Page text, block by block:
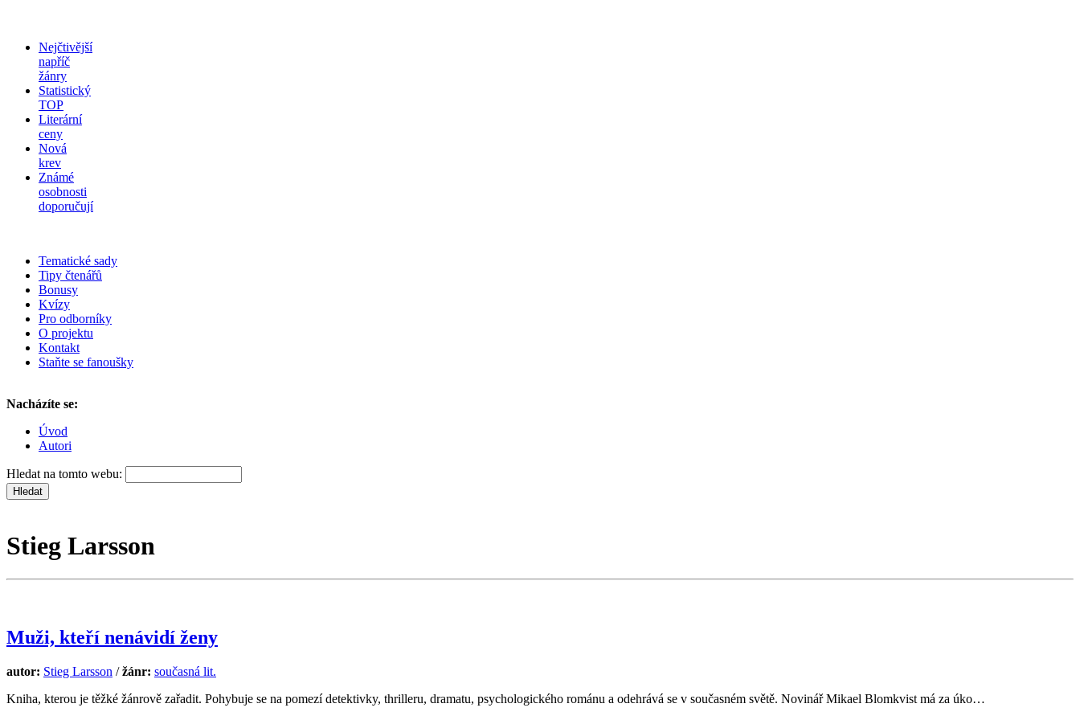
Nejčtivější
napříč
žánry
Statistický
TOP
Literární
ceny
Nová
krev
Známé
osobnosti
doporučují
Tematické sady
Tipy čtenářů
Bonusy
Kvízy
Pro odborníky
O projektu
Kontakt
Staňte se fanoušky
Nacházíte se:
Úvod
Autori
Hledat na tomto webu:
Stieg Larsson
Muži, kteří nenávidí ženy
autor: Stieg Larsson /žánr: současná lit.
Kniha, kterou je těžké žánrově zařadit. Pohybuje se na pomezí detektivky, thrilleru, dramatu, psychologického románu a odehrává se v současném světě. Novinář Mikael Blomkvist má za úko…